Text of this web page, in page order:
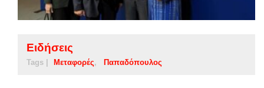
Ειδήσεις
Tags | Μεταφορές Παπαδόπουλος